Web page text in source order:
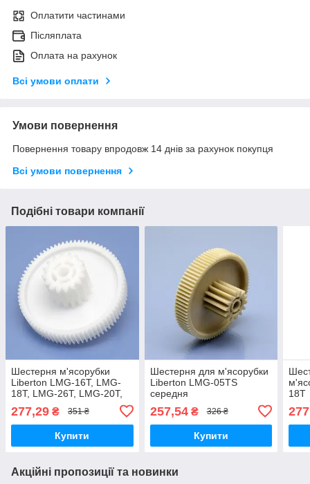
Оплатити частинами
Післяплата
Оплата на рахунок
Всі умови оплати
Умови повернення
Повернення товару впродовж 14 днів за рахунок покупця
Всі умови повернення
Подібні товари компанії
Шестерня м'ясорубки
Liberton LMG-16T, LMG-
18T, LMG-26T, LMG-20T,
LMG-26BST, LMG-28BST,
LMG-205TS, LMG-206S,
LMG-207 середня
277,29 ₴ 351 ₴
Купити
Шестерня для м'ясорубки
Liberton LMG-05TS
середня
257,54₴ 326 ₴
Купити
18T
Акційні пропозиції та новинки